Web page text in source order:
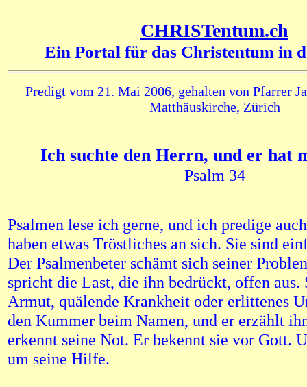
CHRISTentum.ch
Ein Portal für das Christentum in
Predigt vom 21. Mai 2006, gehalten von Pfarrer
Matthäuskirche, Zürich
Ich suchte den Herrn, und er hat
Psalm 34
Psalmen lese ich gerne, und ich predige
haben etwas Tröstliches an sich. Sie sind
Der Psalmenbeter schämt sich seiner
spricht die Last, die ihn bedrückt, offen aus.
Armut, quälende Krankheit oder erlittenes
den Kummer beim Namen, und er erzählt
erkennt seine Not. Er bekennt sie vor Gott.
um seine Hilfe.